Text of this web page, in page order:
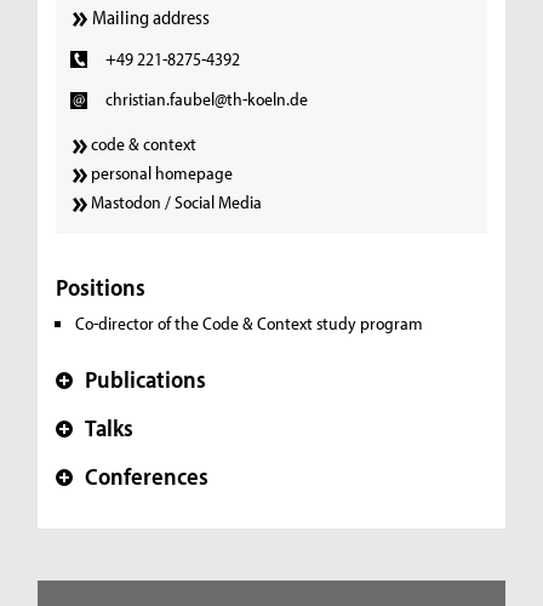
Mailing address
+49 221-8275-4392
christian.faubel@th-koeln.de
code & context
personal homepage
Mastodon / Social Media
Positions
Co-director of the Code & Context study program
+ Publications
+ Talks
+ Conferences